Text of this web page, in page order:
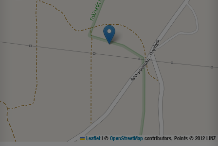
Leaflet | © OpenStreetMap contributors, Points © 2012 LINZ